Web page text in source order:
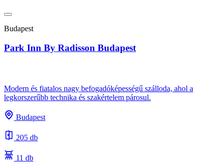
Budapest
Park Inn By Radisson Budapest
Modern és fiatalos nagy befogadóképességű szálloda, ahol a
legkorszerűbb technika és szakértelem párosul.
Budapest
205 db
11 db